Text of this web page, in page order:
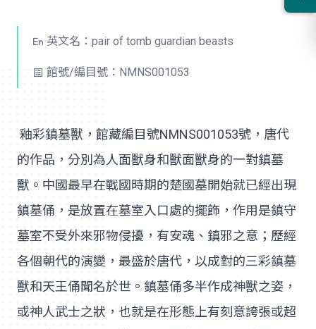
英文名：pair of tomb guardian beasts
館號/編目號：NMNS001053
釉彩鎮墓獸，館藏編目號NMNS001053號，唐代
的作品，分別為人面獸身和獸面獸身的一對鎮墓
獸。中國最早在戰國時期的楚國墓開始就已經出現
鎮墓俑，是放置在墓室入口處的擺飾，作用是鎮守
墓室不受外來邪物侵擾，有安魂、鎮邪之意；歷經
各個朝代的演變，最盛於唐代，以成對的三彩鎮墓
獸和天王俑聞名於世。鎮墓俑多半作成神獸之姿，
或神人武士之狀，也就是在形態上有刻意誇張或超